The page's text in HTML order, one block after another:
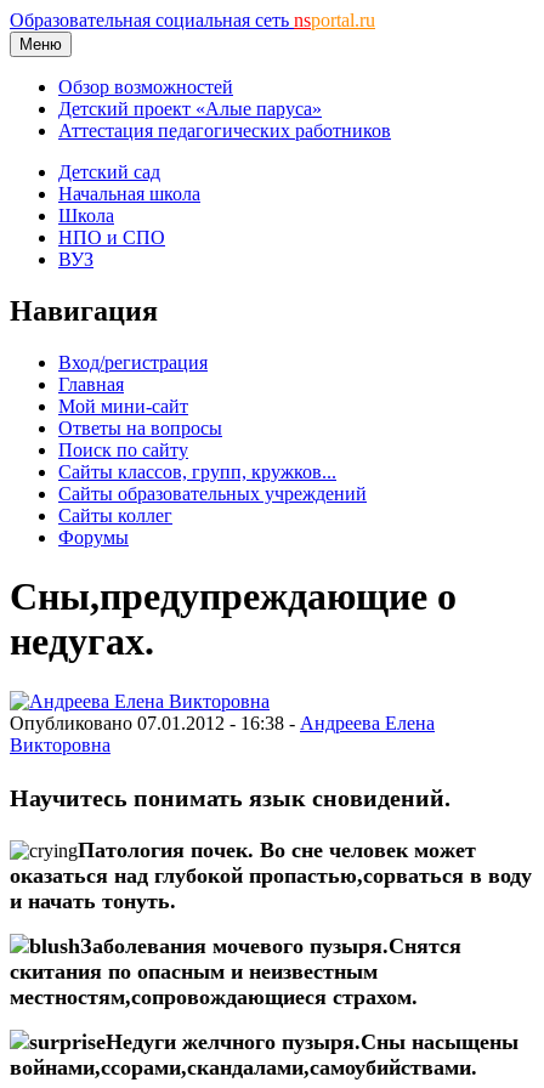
Образовательная социальная сеть nsportal.ru
Меню
Обзор возможностей
Детский проект «Алые паруса»
Аттестация педагогических работников
Детский сад
Начальная школа
Школа
НПО и СПО
ВУЗ
Навигация
Вход/регистрация
Главная
Мой мини-сайт
Ответы на вопросы
Поиск по сайту
Сайты классов, групп, кружков...
Сайты образовательных учреждений
Сайты коллег
Форумы
Сны,предупреждающие о
недугах.
Опубликовано 07.01.2012 - 16:38 - Андреева Елена
Викторовна
Научитесь понимать язык сновидений.
Патология почек. Во сне человек может
оказаться над глубокой пропастью,сорваться в воду
и начать тонуть.
Заболевания мочевого пузыря.Снятся
скитания по опасным и неизвестным
местностям,сопровождающиеся страхом.
Недуги желчного пузыря.Сны насыщены
войнами,ссорами,скандалами,самоубийствами.